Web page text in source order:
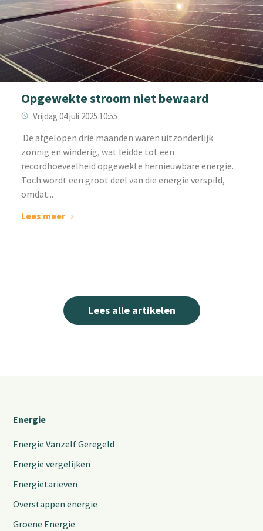
Opgewekte stroom niet bewaard
Vrijdag 04 juli 2025 10:55
‌ De afgelopen drie maanden waren uitzonderlijk
zonnig en winderig, wat leidde tot een
recordhoeveelheid opgewekte hernieuwbare energie.
Toch wordt een groot deel van die energie verspild,
omdat...
Lees meer
Lees alle artikelen
Energie
Energie Vanzelf Geregeld
Energie vergelijken
Energietarieven
Overstappen energie
Groene Energie